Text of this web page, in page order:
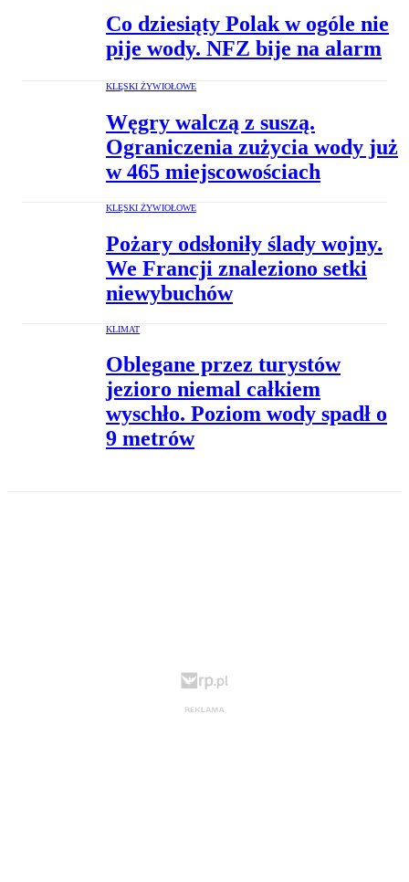
Co dziesiąty Polak w ogóle nie
pije wody. NFZ bije na alarm
KLĘSKI ŻYWIOŁOWE
Węgry walczą z suszą.
Ograniczenia zużycia wody już
w 465 miejscowościach
KLĘSKI ŻYWIOŁOWE
Pożary odsłoniły ślady wojny.
We Francji znaleziono setki
niewybuchów
KLIMAT
Oblegane przez turystów
jezioro niemal całkiem
wyschło. Poziom wody spadł o
9 metrów